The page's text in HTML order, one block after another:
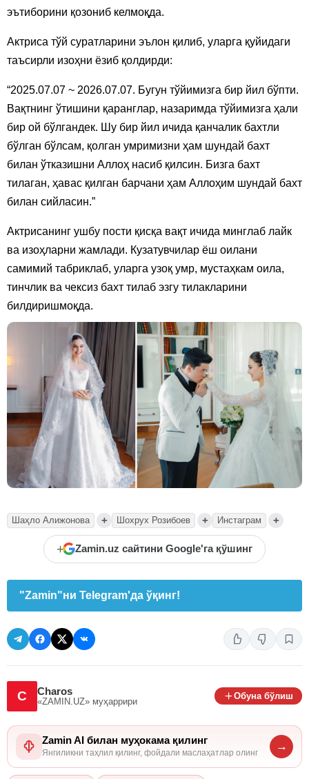
эътиборини қозониб келмоқда.
Актриса тўй суратларини эълон қилиб, уларга қуйидаги
таъсирли изоҳни ёзиб қолдирди:
“2025.07.07 ~ 2026.07.07. Бугун тўйимизга бир йил бўпти.
Вақтнинг ўтишини қаранглар, назаримда тўйимизга ҳали
бир ой бўлгандек. Шу бир йил ичида қанчалик бахтли
бўлган бўлсам, қолган умримизни ҳам шундай бахт
билан ўтказишни Аллоҳ насиб қилсин. Бизга бахт
тилаган, ҳавас қилган барчани ҳам Аллоҳим шундай бахт
билан сийласин.”
Актрисанинг ушбу пости қисқа вақт ичида минглаб лайк
ва изоҳларни жамлади. Кузатувчилар ёш оилани
самимий табриклаб, уларга узоқ умр, мустаҳкам оила,
тинчлик ва чексиз бахт тилаб эзгу тилакларини
билдиришмоқда.
Шаҳло Алижонова + Шохрух Розибоев + Инстаграм +
+ Zamin.uz сайтини Google'га қўшинг
"Zamin"ни Telegram'да ўқинг!
C Charos
«ZAMIN.UZ» муҳаррири
Обуна бўлиш
Zamin AI билан муҳокама қилинг
Янгиликни таҳлил қилинг, фойдали маслаҳатлар олинг
→